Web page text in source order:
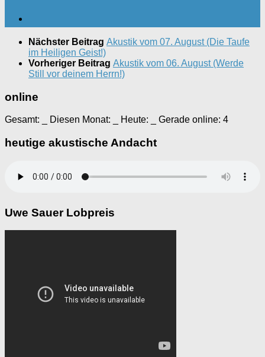
Nächster Beitrag Akustik vom 07. August (Die Taufe
im Heiligen Geist!)
Vorheriger Beitrag Akustik vom 06. August (Werde
Still vor deinem Herrn!)
online
Gesamt: Diesen Monat: Heute: Gerade online: 4
heutige akustische Andacht
Uwe Sauer Lobpreis